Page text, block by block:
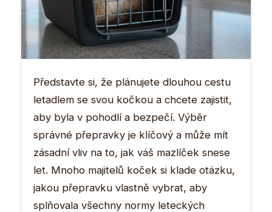
Představte si, že plánujete dlouhou cestu
letadlem se svou kočkou a chcete zajistit,
aby byla v pohodlí a bezpečí. Výběr
správné přepravky je klíčový a může mít
zásadní vliv na to, jak váš mazlíček snese
let. Mnoho majitelů koček si klade otázku,
jakou přepravku vlastně vybrat, aby
splňovala všechny normy leteckých